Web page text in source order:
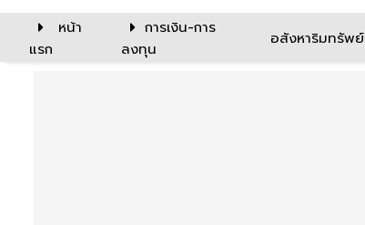
หน้า
แรก
การเงิน-การ
ลงทุน
อสังหาริมทรัพย์